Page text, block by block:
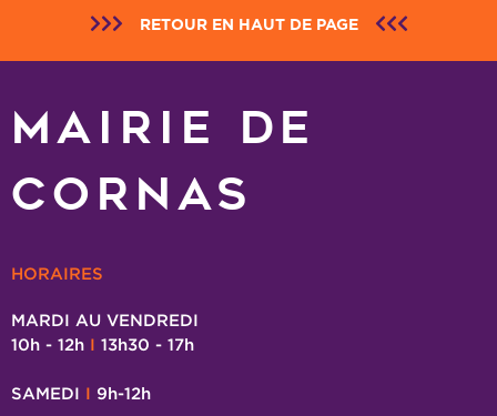
RETOUR EN HAUT DE PAGE
MAIRIE DE
CORNAS
HORAIRES
MARDI AU VENDREDI
10h - 12h I 13h30 - 17h
SAMEDI I 9h-12h